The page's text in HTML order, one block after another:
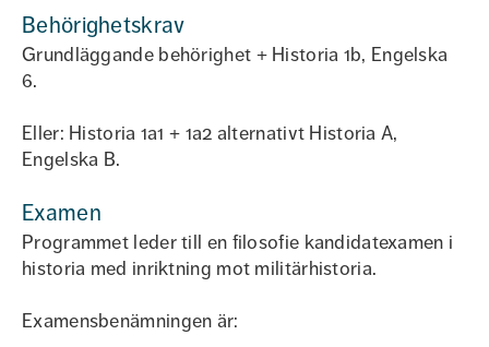
Behörighetskrav
Grundläggande behörighet + Historia 1b, Engelska
6.
Eller: Historia 1a1 + 1a2 alternativt Historia A,
Engelska B.
Examen
Programmet leder till en filosofie kandidatexamen i
historia med inriktning mot militärhistoria.
Examensbenämningen är: